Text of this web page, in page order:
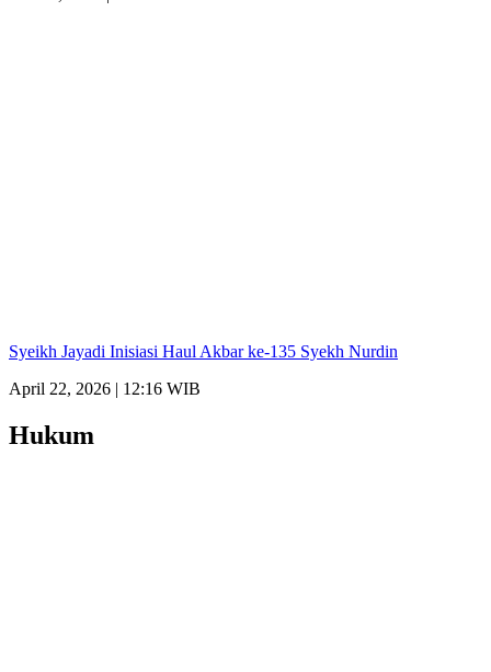
Syeikh Jayadi Inisiasi Haul Akbar ke-135 Syekh Nurdin
April 22, 2026 | 12:16 WIB
Hukum